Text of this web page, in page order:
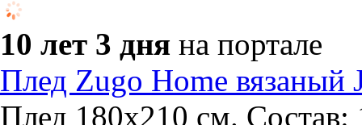
10 лет 3 дня на портале
Плед Zugo Home вязаный
Плед 180x210 см. Состав: